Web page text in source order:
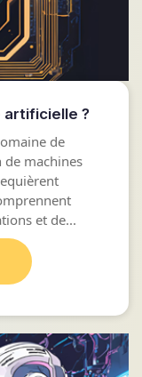
artificielle ?
de
de machines
et de...